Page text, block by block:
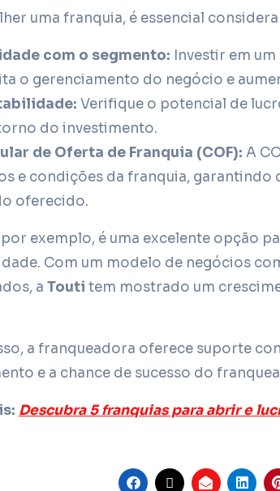
uma franquia, é essencial
com o segmento: Investir em
o gerenciamento do negócio e
Verifique o potencial de
do investimento.
de Oferta de Franquia (COF): A
e condições da franquia, garantindo
oferecido.
por exemplo, é uma excelente opção
Com um modelo de negócios
a Touti tem mostrado um
a franqueadora oferece suporte
e a chance de sucesso do
Descubra 5 franquias para abrir e